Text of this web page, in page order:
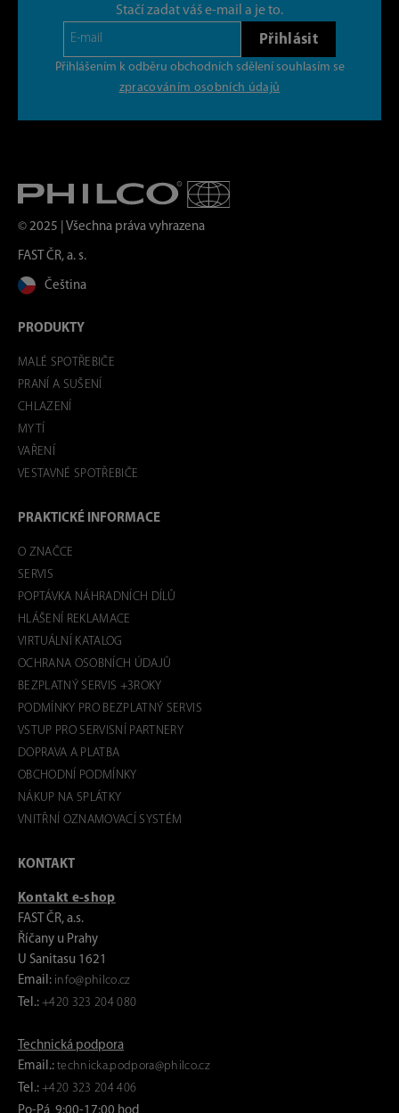
Stačí zadat váš e-mail a je to.
Přihlásit
Přihlášením k odběru obchodních sdělení souhlasím se
zpracováním osobních údajů
© 2025 | Všechna práva vyhrazena
FAST ČR, a. s.
Čeština
PRODUKTY
MALÉ SPOTŘEBIČE
PRANÍ A SUŠENÍ
CHLAZENÍ
MYTÍ
VAŘENÍ
VESTAVNÉ SPOTŘEBIČE
PRAKTICKÉ INFORMACE
O ZNAČCE
SERVIS
POPTÁVKA NÁHRADNÍCH DÍLŮ
HLÁŠENÍ REKLAMACE
VIRTUÁLNÍ KATALOG
OCHRANA OSOBNÍCH ÚDAJŮ
BEZPLATNÝ SERVIS +3ROKY
PODMÍNKY PRO BEZPLATNÝ SERVIS
VSTUP PRO SERVISNÍ PARTNERY
DOPRAVA A PLATBA
OBCHODNÍ PODMÍNKY
NÁKUP NA SPLÁTKY
VNITŘNÍ OZNAMOVACÍ SYSTÉM
KONTAKT
Kontakt e-shop
FAST ČR, a.s.
Říčany u Prahy
U Sanitasu 1621
Email: info@philco.cz
Tel.: +420 323 204 080
Technická podpora
Email.: technicka.podpora@philco.cz
Tel.: +420 323 204 406
Po-Pá 9:00-17:00 hod